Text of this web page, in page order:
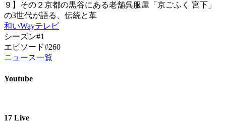
９】その２京都の黒谷にある老舗呉服屋「京ごふく 宮下」
の3世代が語る、伝統と革
和いWayテレビ
シーズン#1
エピソード#260
ニュース一覧
Youtube
17 Live